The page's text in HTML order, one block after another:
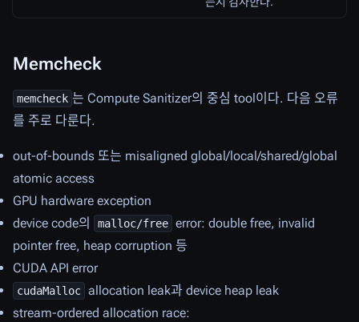
Memcheck
memcheck 는 Compute Sanitizer의 중심 tool이다. 다음 오류
를 주로 다룬다.
out-of-bounds 또는 misaligned global/local/shared/global
atomic access
GPU hardware exception
device code의
malloc/free error: double free, invalid
pointer free, heap corruption 등
CUDA API error
cudaMalloc allocation leak과 device heap leak
stream-ordered allocation race: